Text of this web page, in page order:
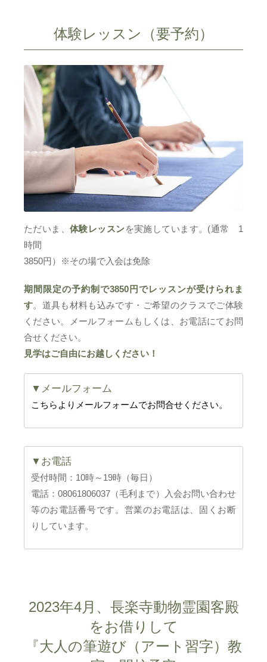
体験レッスン（要予約）
ただいま、体験レッスンを実施しています。(通常 1
時間
3850円）※その場で入会は免除
期間限定の予約制で3850円でレッスンが受けられま
す。道具も材料も込みです・ご希望のクラスでご体験
ください。メールフォームもしくは、お電話にてお問
合せください。
見学はご自由にお越しください！
▼メールフォーム
こちらよりメールフォームでお問合せください。
▼お電話
受付時間：10時～19時（毎日）
電話：08061806037（毛利まで）入会お問い合わせ
等のお電話番号です。営業のお電話は、固くお断
りしています。
2023年4月、長楽寺動物霊園客殿
をお借りして
『大人の筆遊び（アート習字）教